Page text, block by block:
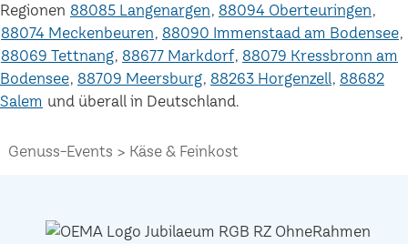
Regionen 88085 Langenargen 88094 Oberteuringen
88074 Meckenbeuren 88090 Immenstaad am Bodensee
88069 Tettnang 88677 Markdorf 88079 Kressbronn am
Bodensee 88709 Meersburg 88263 Horgenzell 88682
Salem und überall in Deutschland.
Genuss-Events Käse & Feinkost